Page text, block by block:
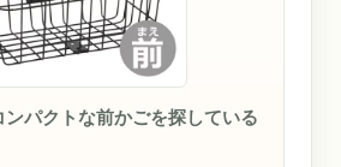
パクトな前かごを探している